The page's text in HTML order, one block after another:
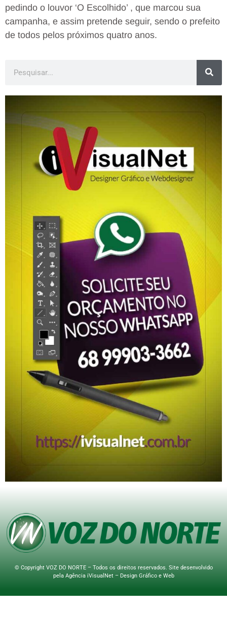
pedindo o louvor ‘O Escolhido’ , que marcou sua
campanha, e assim pretende seguir, sendo o prefeito
de todos pelos próximos quatro anos.
© Copyright VOZ DO NORTE – Todos os direitos reservados. Site desenvolvido
pela Agência iVisualNet – Design Gráfico e Web